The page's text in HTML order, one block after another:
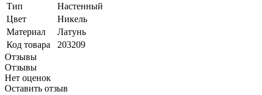
Тип
Настенный
Цвет
Никель
Материал
Латунь
Код товара
203209
Отзывы
Отзывы
Нет оценок
Оставить отзыв